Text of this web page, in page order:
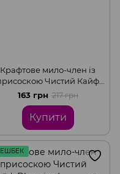
Крафтове мило-член із
Чистий Кайф
Red size S натуральне
163 грн 217 грн
Купити